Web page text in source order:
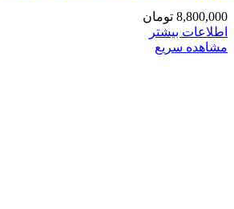
8,800,000 تومان
اطلاعات بیشتر
مشاهده سریع